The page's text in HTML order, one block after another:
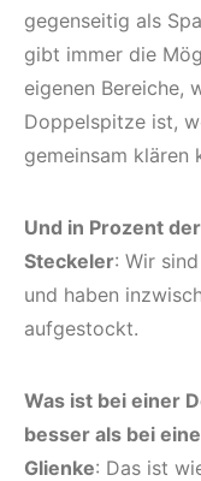
gegenseitig als
gibt immer die
eigenen Bereiche,
Doppelspitze ist,
gemeinsam klären
Und in Prozent
Steckeler: Wir
und haben
aufgestockt.
Was ist bei einer
besser als bei
Glienke: Das ist